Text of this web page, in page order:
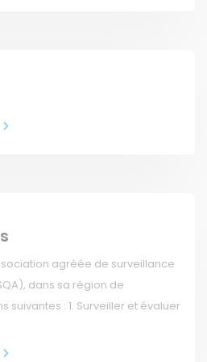
agréée de surveillance
dans sa région de
suivantes : 1. Surveiller et évaluer